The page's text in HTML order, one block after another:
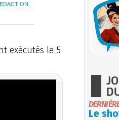
exécutés le 5
Le